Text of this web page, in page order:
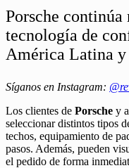
Porsche continúa
tecnología de
América Latina y
Síganos en Instagram:
Los clientes de Porsche y
seleccionar distintos tipos
techos, equipamiento de
pasos. Además, pueden
el pedido de forma